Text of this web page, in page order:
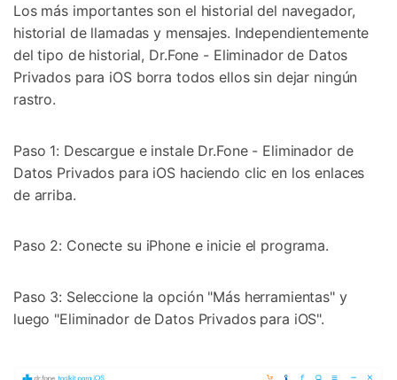
Los más importantes son el historial del navegador,
historial de llamadas y mensajes. Independientemente
del tipo de historial, Dr.Fone - Eliminador de Datos
Privados para iOS borra todos ellos sin dejar ningún
rastro.
Paso 1: Descargue e instale Dr.Fone - Eliminador de
Datos Privados para iOS haciendo clic en los enlaces
de arriba.
Paso 2: Conecte su iPhone e inicie el programa.
Paso 3: Seleccione la opción "Más herramientas" y
luego "Eliminador de Datos Privados para iOS".